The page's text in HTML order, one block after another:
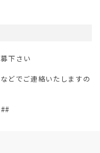
下さい
どでご連絡いたしますの